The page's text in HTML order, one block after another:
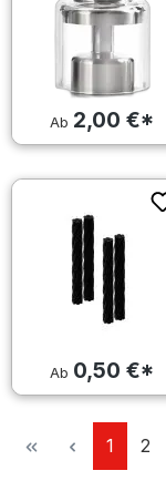
Ab 2,00 €*
Ab 0,50 €*
Seite
1 2